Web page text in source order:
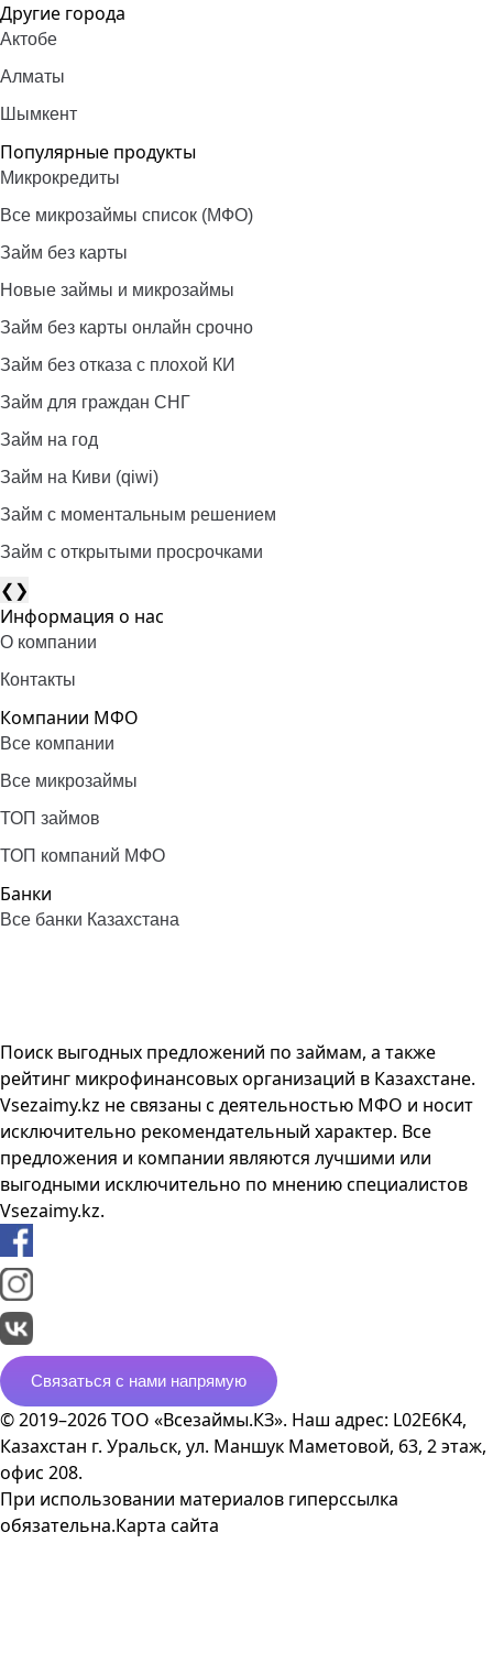
Другие города
Актобе
Алматы
Шымкент
Популярные продукты
Микрокредиты
Все микрозаймы список (МФО)
Займ без карты
Новые займы и микрозаймы
Займ без карты онлайн срочно
Займ без отказа с плохой КИ
Займ для граждан СНГ
Займ на год
Займ на Киви (qiwi)
Займ c моментальным решением
Займ с открытыми просрочками
❮❯
Информация о нас
О компании
Контакты
Компании МФО
Все компании
Все микрозаймы
ТОП займов
ТОП компаний МФО
Банки
Все банки Казахстана
Поиск выгодных предложений по займам, а также
рейтинг микрофинансовых организаций в Казахстане.
Vsezaimy.kz не связаны с деятельностью МФО и носит
исключительно рекомендательный характер. Все
предложения и компании являются лучшими или
выгодными исключительно по мнению специалистов
Vsezaimy.kz.
Связаться с нами напрямую
© 2019–2026 ТОО «Всезаймы.КЗ». Наш адрес: L02E6K4,
Казахстан г. Уральск, ул. Маншук Маметовой, 63, 2 этаж,
офис 208.
При использовании материалов гиперссылка
обязательна.Карта сайта